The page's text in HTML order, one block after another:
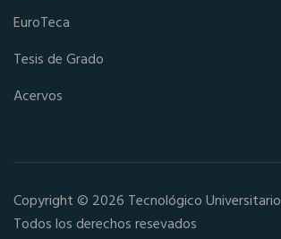
EuroTeca
Tesis de Grado
Acervos
Copyright © 2026 Tecnológico
Todos los derechos resevados